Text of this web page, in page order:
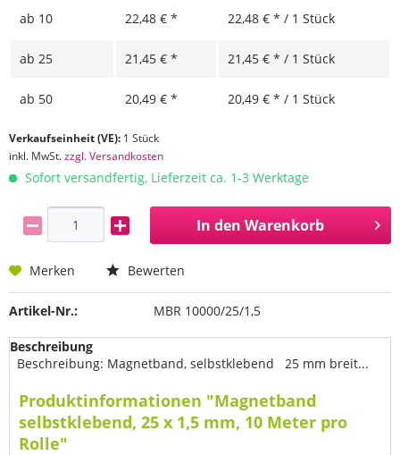
ab 10 22,48 € * 22,48 € * / 1 Stück
ab 25 21,45 € * 21,45 € * / 1 Stück
ab 50 20,49 € * 20,49 € * / 1 Stück
Verkaufseinheit (VE): 1 Stück
inkl. MwSt.zzgl. Versandkosten
Sofort versandfertig, Lieferzeit ca. 1-3 Werktage
In den Warenkorb
Merken Bewerten
Artikel-Nr.: MBR 10000/25/1,5
Beschreibung
Beschreibung: Magnetband, selbstklebend 25 mm breit...
Produktinformationen "Magnetband
selbstklebend, 25 x 1,5 mm, 10 Meter pro
Rolle"